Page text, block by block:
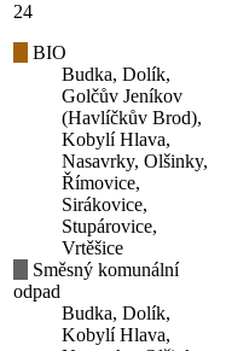
24
BIO
Budka, Dolík,
Golčův Jeníkov
(Havlíčkův Brod),
Kobylí Hlava,
Nasavrky, Olšinky,
Římovice,
Sirákovice,
Stupárovice,
Vrtěšice
Směsný komunální
odpad
Budka, Dolík,
Kobylí Hlava,